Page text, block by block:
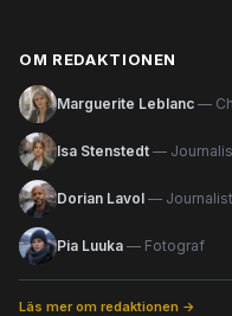
OM REDAKTIONEN
Marguerite Leblanc —
Isa Stenstedt —
Dorian Lavol — Journalist
Pia Luuka — Fotograf
Läs mer om redaktionen →